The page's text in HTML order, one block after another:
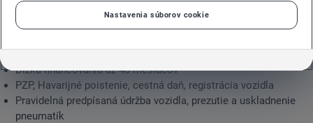
splátky.
Dĺžka financovania až 48 mesiacov
PZP, Havarijné poistenie, cestná daň, registrácia vozidla
Pravidelná predpísaná údržba vozidla, prezutie a uskladnenie
pneumatík
Nastavenia súborov cookie